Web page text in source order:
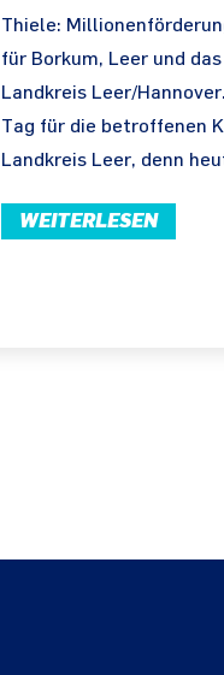
Thiele:
für Borkum, Leer und
Landkreis Leer/
Tag für die betroffenen
Landkreis Leer, denn
WEITERLESEN